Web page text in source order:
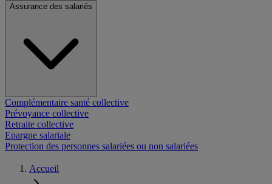
Assurance des salariés
Complémentaire santé collective
Prévoyance collective
Retraite collective
Epargne salariale
Protection des personnes salariées ou non salariées
Accueil